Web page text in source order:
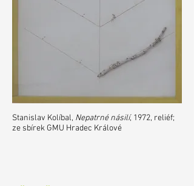
Stanislav Kolíbal, Nepatrné násilí, 1972, reliéf;
ze sbírek GMU Hradec Králové